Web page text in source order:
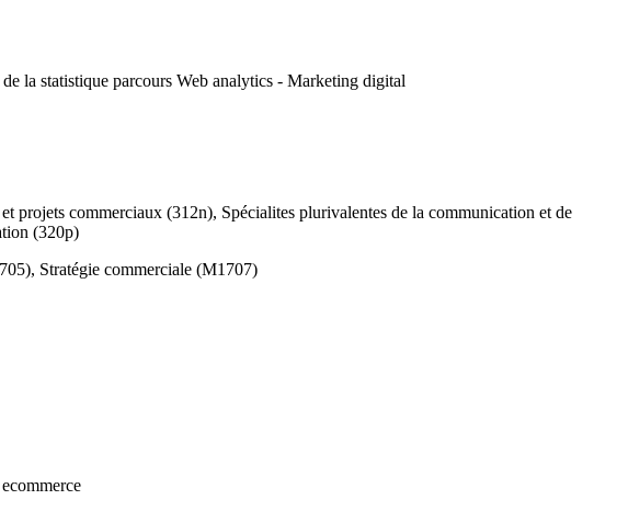
la statistique parcours Web analytics - Marketing digital
projets commerciaux (312n), Spécialites plurivalentes de la communication et de
(320p)
Stratégie commerciale (M1707)